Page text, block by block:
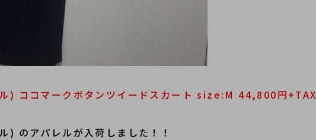
) ココマークボタンツイードスカート size:M 44,800円+TAX
) のアパレルが入荷しました！！